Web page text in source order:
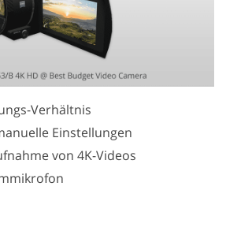
Verhältnis
Einstellungen
von 4K-Videos